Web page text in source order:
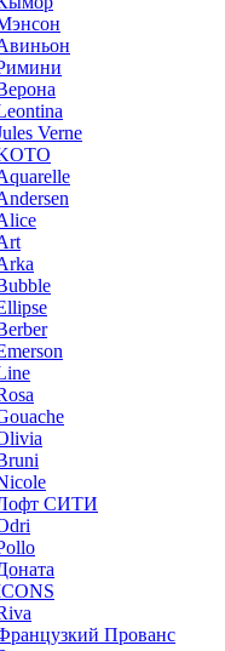
Verne
Лофт СИТИ
Прованс